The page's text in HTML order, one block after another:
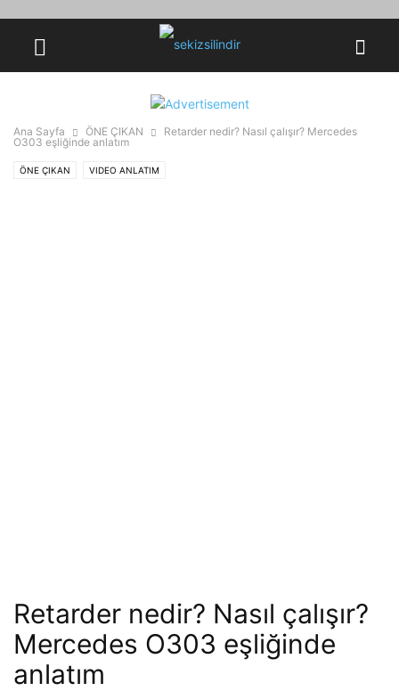
Ana Sayfa ÖNE ÇIKAN
Retarder nedir? Nasıl çalışır? Mercedes
O303 eşliğinde anlatım
ÖNE ÇIKAN VIDEO ANLATIM
Retarder nedir? Nasıl çalışır?
Mercedes O303 eşliğinde
anlatım